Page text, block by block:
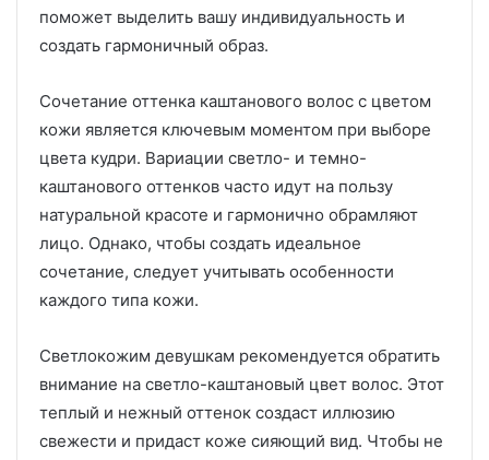
поможет выделить вашу индивидуальность и
создать гармоничный образ.
Сочетание оттенка каштанового волос с цветом
кожи является ключевым моментом при выборе
цвета кудри. Вариации светло- и темно-
каштанового оттенков часто идут на пользу
натуральной красоте и гармонично обрамляют
лицо. Однако, чтобы создать идеальное
сочетание, следует учитывать особенности
каждого типа кожи.
Светлокожим девушкам рекомендуется обратить
внимание на светло-каштановый цвет волос. Этот
теплый и нежный оттенок создаст иллюзию
свежести и придаст коже сияющий вид. Чтобы не